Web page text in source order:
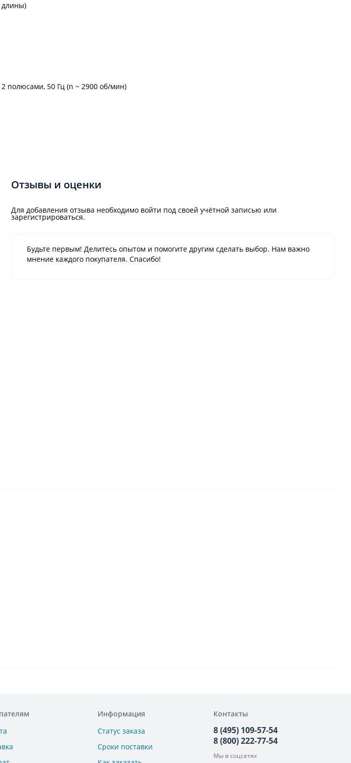
длины)
полюсами, 50 Гц (n ~ 2900 об/мин)
Отзывы и оценки
Для добавления отзыва необходимо войти под своей учётной записью или
зарегистрироваться.
Будьте первым! Делитесь опытом и помогите другим сделать выбор. Нам важно
мнение каждого покупателя. Спасибо!
Информация
Статус заказа
Сроки поставки
Контакты
8 (495) 109-57-54
8 (800) 222-77-54
Мы в соцсетях